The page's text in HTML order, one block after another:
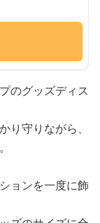
のグッズディス
り守りながら、
ョンを一度に飾